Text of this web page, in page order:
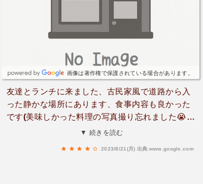
画像は著作権で保護されている場合があります。
友達とランチに来ました、古民家風で道路から入
った静かな場所にあります、食事内容も良かった
です(美味しかった料理の写真撮り忘れました😭)
静かな場所で食事が欲しい時にはおすすめ女将さ
▼ 続きを読む
2023/8/21(月) 出典:www.google.com